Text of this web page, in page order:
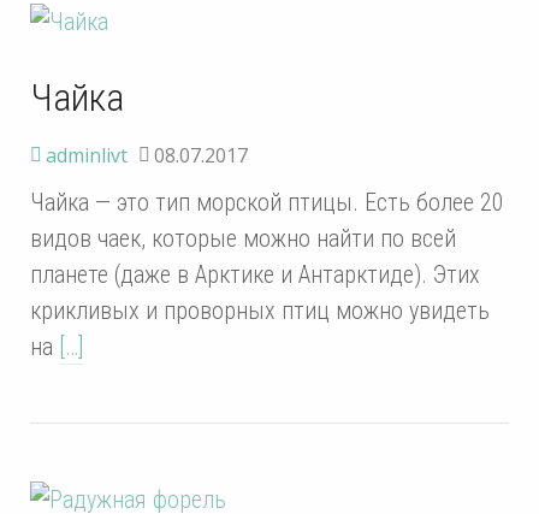
Чайка
adminlivt 08.07.2017
Чайка — это тип морской птицы. Есть более 20
видов чаек, которые можно найти по всей
планете (даже в Арктике и Антарктиде). Этих
крикливых и проворных птиц можно увидеть
на […]